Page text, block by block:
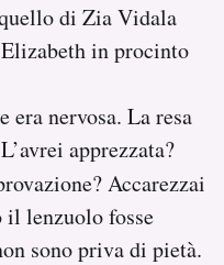
di Zia Vidala
in procinto
nervosa. La resa
apprezzata?
Accarezzai
lenzuolo fosse
sono priva di pietà.